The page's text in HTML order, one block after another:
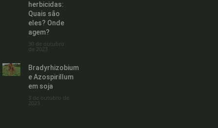
herbicidas:
Quais são
eles? Onde
agem?
30 de outubro
de 2023
Bradyrhizobium
e Azospirillum
em soja
3 de outubro de
2023